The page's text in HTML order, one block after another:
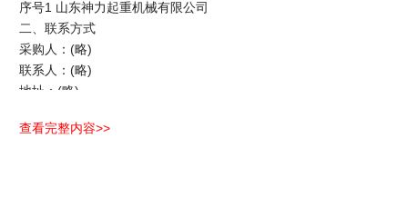
序号1 山东神力起重机械有限公司
二、联系方式
采购人：(略)
联系人：(略)
地址：(略)
电话：(略)
查看完整内容>>